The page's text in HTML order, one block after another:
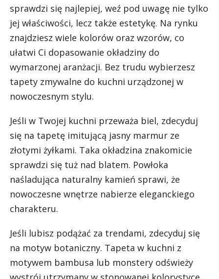
sprawdzi się najlepiej, weź pod uwagę nie tylko
jej właściwości, lecz także estetykę. Na rynku
znajdziesz wiele kolorów oraz wzorów, co
ułatwi Ci dopasowanie okładziny do
wymarzonej aranżacji. Bez trudu wybierzesz
tapety zmywalne do kuchni urządzonej w
nowoczesnym stylu.
Jeśli w Twojej kuchni przeważa biel, zdecyduj
się na tapetę imitującą jasny marmur ze
złotymi żyłkami. Taka okładzina znakomicie
sprawdzi się tuż nad blatem. Powłoka
naśladująca naturalny kamień sprawi, że
nowoczesne wnętrze nabierze eleganckiego
charakteru.
Jeśli lubisz podążać za trendami, zdecyduj się
na motyw botaniczny. Tapeta w kuchni z
motywem bambusa lub monstery odświeży